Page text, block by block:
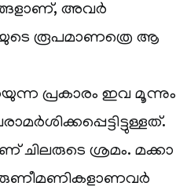
അവര്‍
രൂപമാണത്രെ ആ
പ്രകാരം ഇവ മൂന്നും
ചിലരുടെ ശ്രമം. മക്കാ